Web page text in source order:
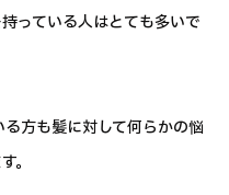
っている人はとても多いで
方も髪に対して何らかの悩
。